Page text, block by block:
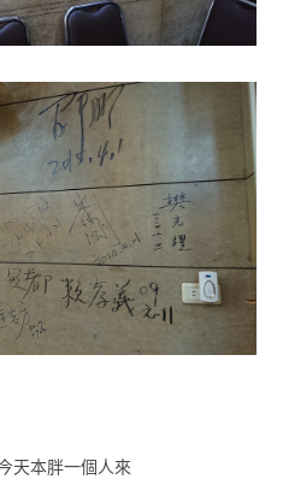
天本胖一個人來